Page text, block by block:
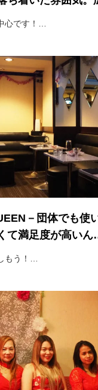
心です！…
－団体でも使
て満足度が高い
もう！…